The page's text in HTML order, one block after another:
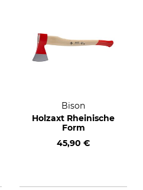
Bison
Holzaxt Rheinische
Form
45,90 €